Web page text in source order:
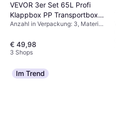
VEVOR 3er Set 65L Profi
Klappbox PP Transportbox
Staukasten 3Stk.
Anzahl in Verpackung: 3, Material:
€ 49,98
3 Shops
Im Trend